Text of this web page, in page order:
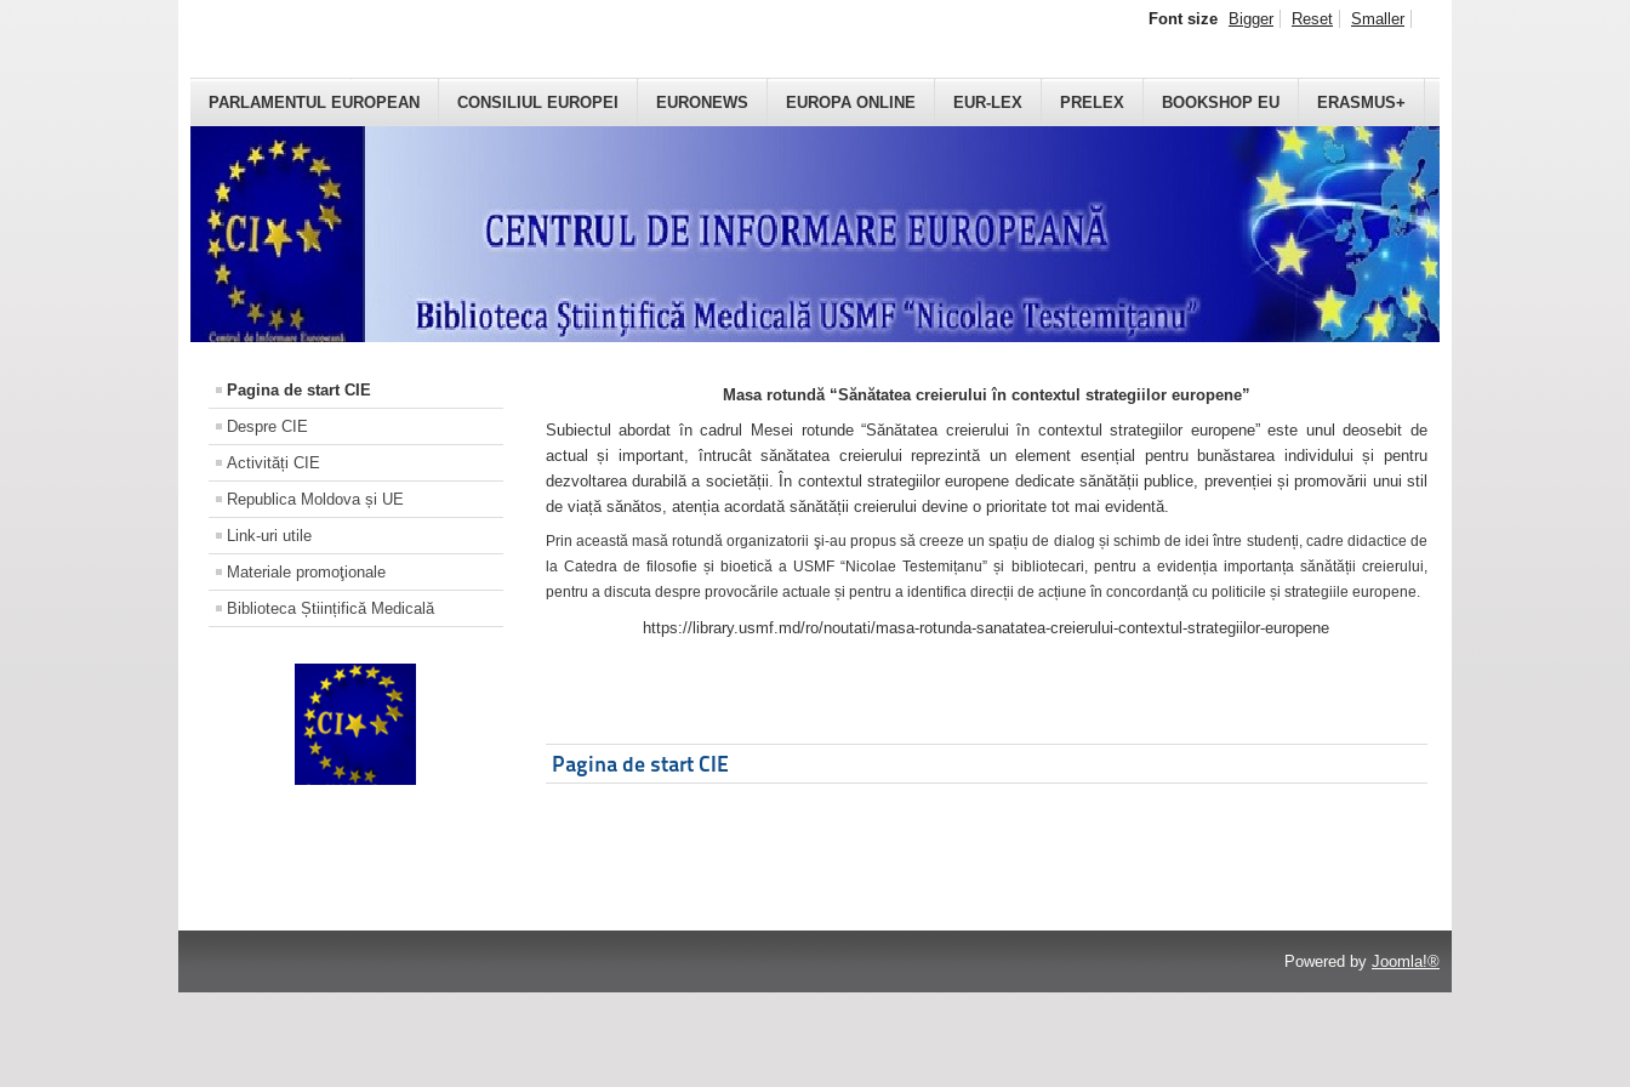
PARLAMENTUL EUROPEAN CONSILIUL EUROPEI EURONEWS EUROPA ONLINE EUR-LEX PRELEX BOOKSHOP EU ERASMUS+
Font size Bigger Reset Smaller
Pagina de start CIE
Despre CIE
Activități CIE
Republica Moldova și UE
Link-uri utile
Materiale promoţionale
Biblioteca Științifică Medicală
Masa rotundă “Sănătatea creierului în contextul strategiilor europene”
Subiectul abordat în cadrul Mesei rotunde “Sănătatea creierului în contextul strategiilor europene” este unul deosebit de
actual și important, întrucât sănătatea creierului reprezintă un element esențial pentru bunăstarea individului și pentru
dezvoltarea durabilă a societății. În contextul strategiilor europene dedicate sănătății publice, prevenției și promovării unui stil
de viață sănătos, atenția acordată sănătății creierului devine o prioritate tot mai evidentă.
Prin această masă rotundă organizatorii şi-au propus să creeze un spațiu de dialog și schimb de idei între studenți, cadre didactice de
la Catedra de filosofie și bioetică a USMF “Nicolae Testemițanu” și bibliotecari, pentru a evidenția importanța sănătății creierului,
pentru a discuta despre provocările actuale și pentru a identifica direcții de acțiune în concordanță cu politicile și strategiile europene.
https://library.usmf.md/ro/noutati/masa-rotunda-sanatatea-creierului-contextul-strategiilor-europene
Pagina de start CIE
Powered by Joomla!®